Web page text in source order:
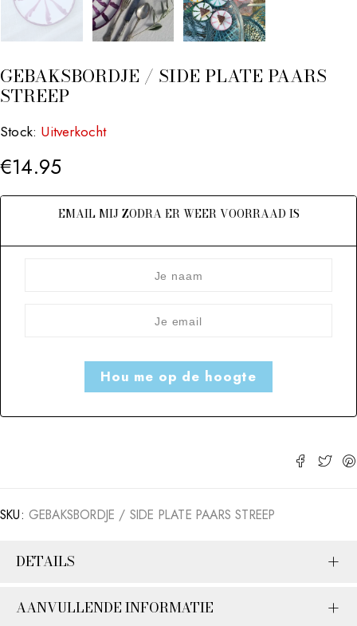
GEBAKSBORDJE / SIDE PLATE PAARS
STREEP
Stock: Uitverkocht
€14.95
EMAIL MIJ ZODRA ER WEER VOORRAAD IS
SKU: GEBAKSBORDJE / SIDE PLATE PAARS STREEP
DETAILS
AANVULLENDE INFORMATIE